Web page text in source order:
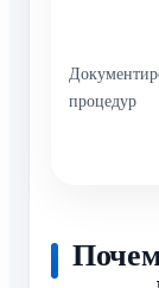
процедур